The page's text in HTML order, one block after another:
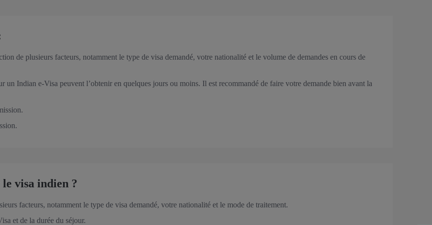
de plusieurs facteurs, notamment le type de visa demandé, votre nationalité et le volume de demandes en cours de
un Indian e-Visa peuvent l’obtenir en quelques jours ou moins. Il est recommandé de faire votre demande bien avant la
visa indien ?
facteurs, notamment le type de visa demandé, votre nationalité et le mode de traitement.
et de la durée du séjour.